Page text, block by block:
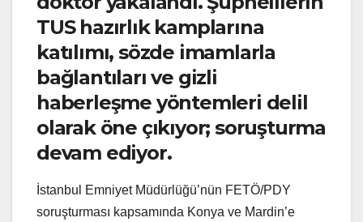
TUS hazırlık kamplarına
katılımı, sözde imamlarla
bağlantıları ve gizli
haberleşme yöntemleri delil
olarak öne çıkıyor; soruşturma
devam ediyor.
İstanbul Emniyet Müdürlüğü’nün FETÖ/PDY
soruşturması kapsamında Konya ve Mardin’e